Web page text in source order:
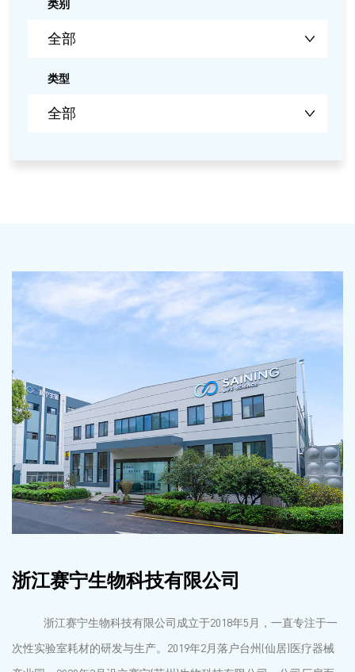
类别
类型
浙江赛宁生物科技有限公司
浙江赛宁生物科技有限公司成立于2018年5月，一直专注于一
次性实验室耗材的研发与生产。2019年2月落户台州(仙居)医疗器械